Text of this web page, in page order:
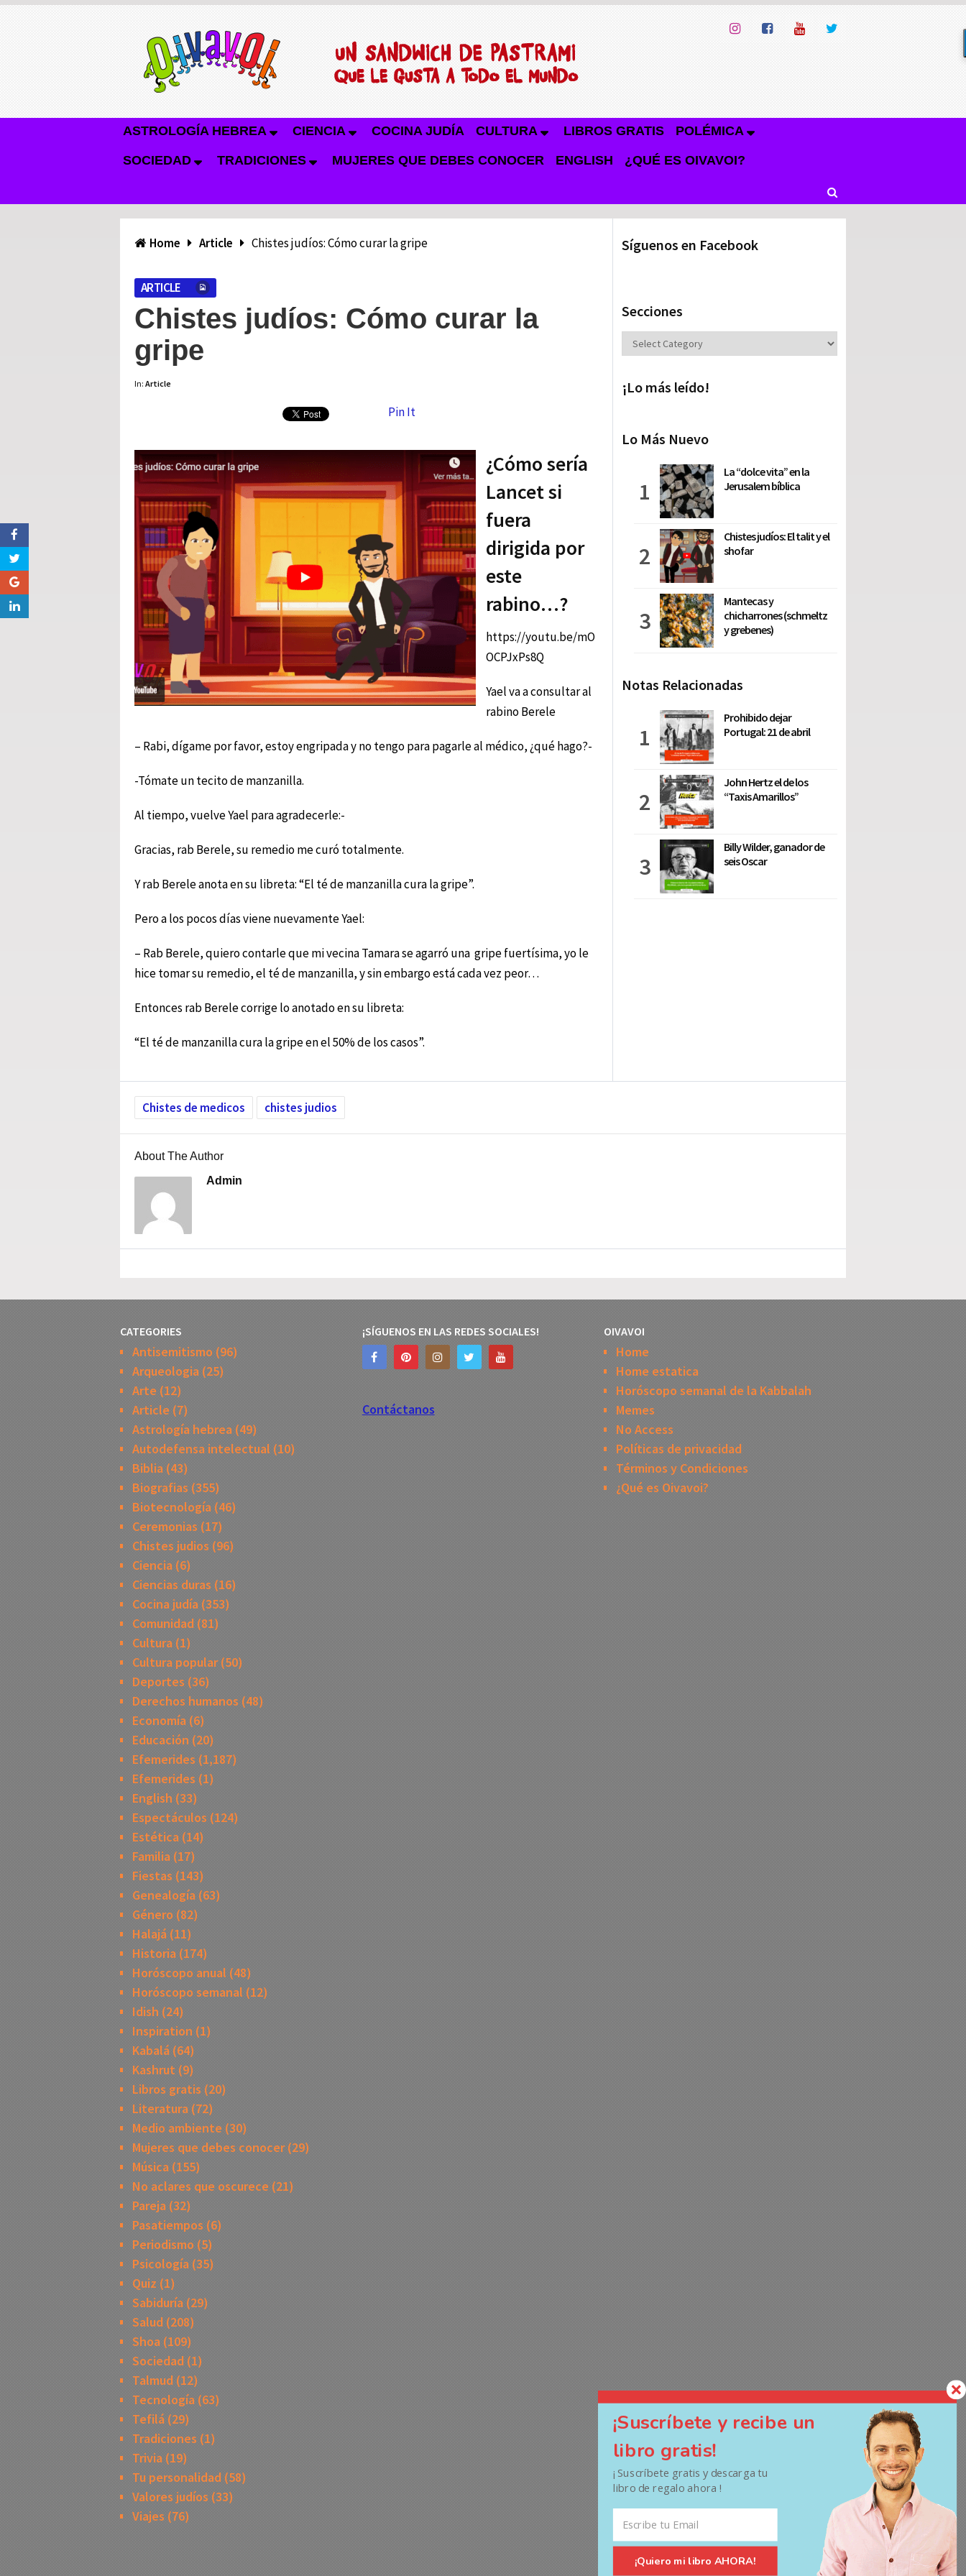
ASTROLOGÍA HEBREA CIENCIA COCINA JUDÍA CULTURA LIBROS GRATIS POLÉMICA
SOCIEDAD TRADICIONES MUJERES QUE DEBES CONOCER ENGLISH ¿QUÉ ES OIVAVOI?
Home Article Chistes judíos: Cómo curar la gripe
ARTICLE
Chistes judíos: Cómo curar la
gripe
In: Article
Pin It
¿Cómo sería
Lancet si
fuera
dirigida por
este
rabino…?
https://youtu.be/mO
OCPJxPs8Q
Yael va a consultar al
rabino Berele
– Rabi, dígame por favor, estoy engripada y no tengo para pagarle al médico, ¿qué hago?-
-Tómate un tecito de manzanilla.
Al tiempo, vuelve Yael para agradecerle:-
Gracias, rab Berele, su remedio me curó totalmente.
Y rab Berele anota en su libreta: “El té de manzanilla cura la gripe”.
Pero a los pocos días viene nuevamente Yael:
– Rab Berele, quiero contarle que mi vecina Tamara se agarró una gripe fuertísima, yo le
hice tomar su remedio, el té de manzanilla, y sin embargo está cada vez peor…
Entonces rab Berele corrige lo anotado en su libreta:
“El té de manzanilla cura la gripe en el 50% de los casos”.
Síguenos en Facebook
Secciones
Secciones
¡Lo más leído!
Lo Más Nuevo
La “dolce vita” en la
Jerusalem bíblica
Chistes judíos: El talit y el
shofar
Mantecas y
chicharrones (schmeltz
y grebenes)
Notas Relacionadas
Prohibido dejar
Portugal: 21 de abril
John Hertz el de los
“Taxis Amarillos”
Billy Wilder, ganador de
seis Oscar
Chistes de medicos chistes judios
About The Author
Admin
CATEGORIES
Antisemitismo (96)
Arqueologia (25)
Arte (12)
Article (7)
Astrología hebrea (49)
Autodefensa intelectual (10)
Biblia (43)
Biografias (355)
Biotecnología (46)
Ceremonias (17)
Chistes judios (96)
Ciencia (6)
Ciencias duras (16)
Cocina judía (353)
Comunidad (81)
Cultura (1)
Cultura popular(50)
Deportes (36)
Derechos humanos (48)
Economía (6)
Educación (20)
Efemerides (1,187)
Efemerides (1)
English (33)
Espectáculos (124)
Estética (14)
Familia (17)
Fiestas (143)
Genealogía (63)
Género (82)
Halajá (11)
Historia (174)
Horóscopo anual (48)
Horóscopo semanal (12)
Idish (24)
Inspiration (1)
Kabalá (64)
Kashrut (9)
Libros gratis (20)
Literatura (72)
Medio ambiente (30)
Mujeres que debes conocer(29)
Música (155)
No aclares que oscurece (21)
Pareja (32)
Pasatiempos (6)
Periodismo (5)
Psicología (35)
Quiz (1)
Sabiduría (29)
Salud (208)
Shoa (109)
Sociedad (1)
Talmud (12)
Tecnología (63)
Tefilá (29)
Tradiciones (1)
Trivia (19)
Tu personalidad (58)
Valores judíos (33)
Viajes (76)
¡SÍGUENOS EN LAS REDES SOCIALES!
Contáctanos
OIVAVOI
Home
Home estatica
Horóscopo semanal de la Kabbalah
Memes
No Access
Políticas de privacidad
Términos y Condiciones
¿Qué es Oivavoi?
¡Suscríbete y recibe un
libro gratis!
¡ Suscríbete gratis y descarga tu
libro de regalo ahora !
¡Quiero mi libro AHORA!